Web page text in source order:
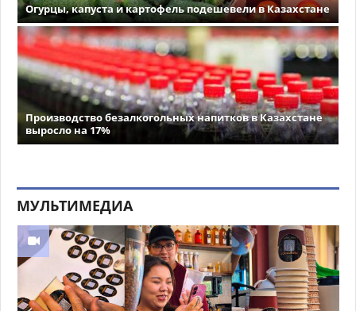
Огурцы, капуста и картофель подешевели в Казахстане
Производство безалкогольных напитков в Казахстане
выросло на 17%
МУЛЬТИМЕДИА